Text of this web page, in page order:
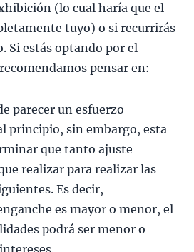
(lo cual haría que el
tuyo) o si recurrirás
Si estás optando por el
pensar en:
parecer un esfuerzo
principio, sin embargo, esta
que tanto ajuste
realizar para realizar las
Es decir,
es mayor o menor, el
podrá ser menor o